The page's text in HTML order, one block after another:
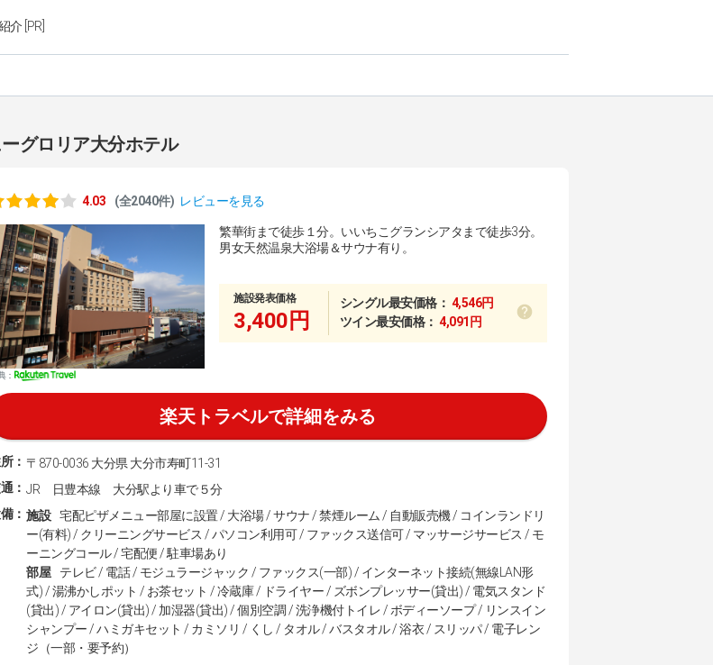
介 [PR]
グロリア大分ホテル
4.03 (全2040件) レビューを見る
：
繁華街まで徒歩１分。いいちこグランシアタまで徒歩3分。
男女天然温泉大浴場＆サウナ有り。
施設発表価格
3,400円
シングル最安価格： 4,546円
ツイン最安価格：4,091円
楽天トラベルで詳細をみる
： 〒870-0036 大分県 大分市寿町11-31
： JR 日豊本線 大分駅より車で５分
： 施設
宅配ピザメニュー部屋に設置 / 大浴場 / サウナ / 禁煙ルーム / 自動販売機 / コインランドリ
ー(有料) / クリーニングサービス / パソコン利用可 / ファックス送信可 / マッサージサービス / モ
ーニングコール / 宅配便 / 駐車場あり
部屋
テレビ / 電話 / モジュラージャック / ファックス(一部) / インターネット接続(無線LAN形
式) / 湯沸かしポット / お茶セット / 冷蔵庫 / ドライヤー / ズボンプレッサー(貸出) / 電気スタンド
(貸出) / アイロン(貸出) / 加湿器(貸出) / 個別空調 / 洗浄機付トイレ / ボディーソープ / リンスイン
シャンプー / ハミガキセット / カミソリ / くし / タオル / バスタオル / 浴衣 / スリッパ / 電子レン
ジ（一部・要予約）